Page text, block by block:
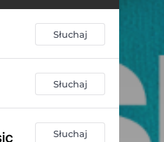
Słuchaj
Słuchaj
Słuchaj